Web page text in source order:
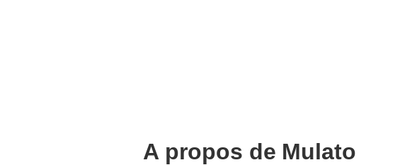
A propos de Mulato